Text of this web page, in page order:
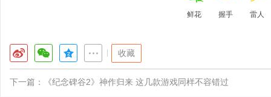
鲜花 握手 雷人
收藏
下一篇： 《纪念碑谷2》神作归来 这几款游戏同样不容错过